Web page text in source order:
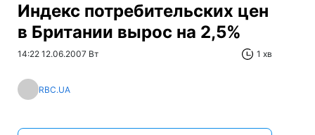
Индекс потребительских цен
в Британии вырос на 2,5%
14:22 12.06.2007 Вт 1 хв
RBC.UA